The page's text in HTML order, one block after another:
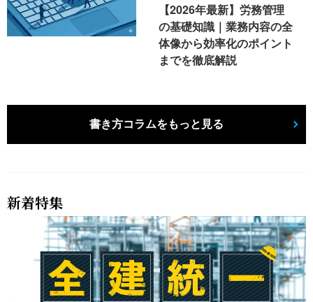
【2026年最新】労務管理
の基礎知識｜業務内容の全
体像から効率化のポイント
までを徹底解説
書き方コラムをもっと見る
新着特集